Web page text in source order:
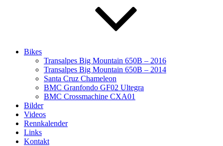
Bikes
Transalpes Big Mountain 650B – 2016
Transalpes Big Mountain 650B – 2014
Santa Cruz Chameleon
BMC Granfondo GF02 Ultegra
BMC Crossmachine CXA01
Bilder
Videos
Rennkalender
Links
Kontakt